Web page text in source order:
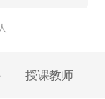
授课教师